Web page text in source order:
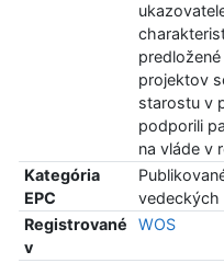
projektov
starostu v
podporili
na vláde v
Kategória
EPC
vedeckých
Registrované
v
WOS